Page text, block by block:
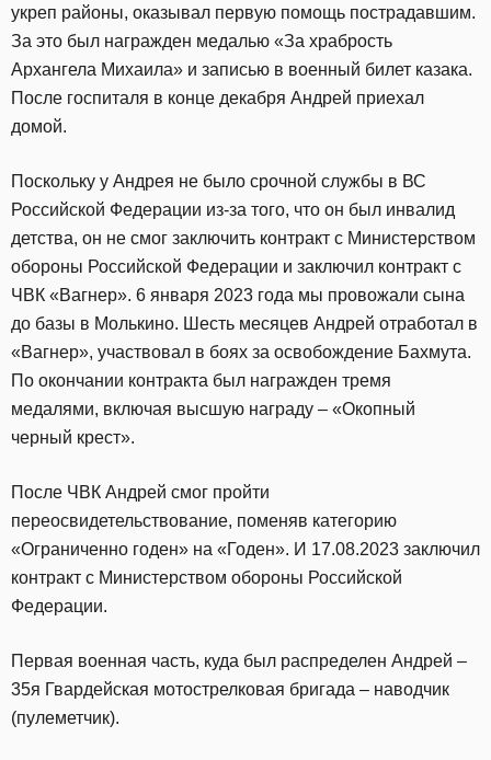
укреп районы, оказывал первую помощь пострадавшим.
За это был награжден медалью «За храбрость
Архангела Михаила» и записью в военный билет казака.
После госпиталя в конце декабря Андрей приехал
домой.
Поскольку у Андрея не было срочной службы в ВС
Российской Федерации из-за того, что он был инвалид
детства, он не смог заключить контракт с Министерством
обороны Российской Федерации и заключил контракт с
ЧВК «Вагнер». 6 января 2023 года мы провожали сына
до базы в Молькино. Шесть месяцев Андрей отработал в
«Вагнер», участвовал в боях за освобождение Бахмута.
По окончании контракта был награжден тремя
медалями, включая высшую награду – «Окопный
черный крест».
После ЧВК Андрей смог пройти
переосвидетельствование, поменяв категорию
«Ограниченно годен» на «Годен». И 17.08.2023 заключил
контракт с Министерством обороны Российской
Федерации.
Первая военная часть, куда был распределен Андрей –
35я Гвардейская мотострелковая бригада – наводчик
(пулеметчик).